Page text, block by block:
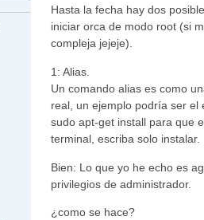
Hasta la fecha hay dos
iniciar orca de modo root (si
compleja jejeje).
1: Alias.
Un comando alias es como
real, un ejemplo podría ser el
sudo apt-get install para que
terminal, escriba solo instalar.
Bien: Lo que yo he echo es
privilegios de administrador.
¿como se hace?